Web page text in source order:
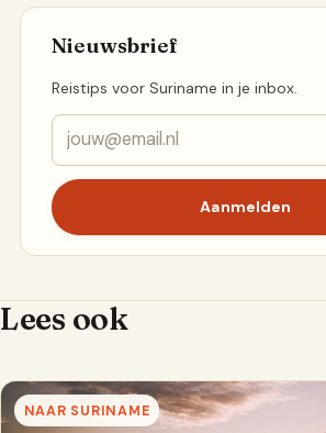
Nieuwsbrief
Reistips voor Suriname in je inbox.
Aanmelden
Lees ook
NAAR SURINAME